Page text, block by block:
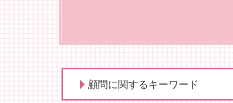
顧問に関するキーワード